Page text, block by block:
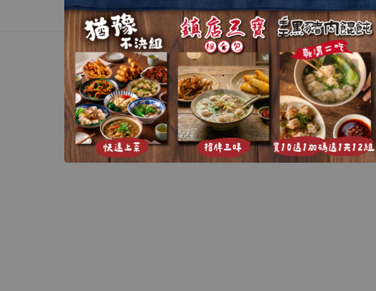
.
.
Copyright © 2026 chowchowchef. E-commerce Powered byEasyStore
網站條款|退換貨說明